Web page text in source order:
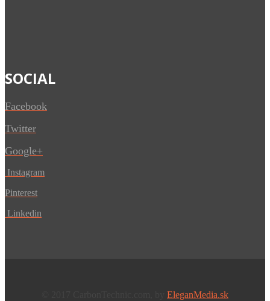
SOCIAL
Facebook
Twitter
Google+
Instagram
Pinterest
Linkedin
EleganMedia.sk